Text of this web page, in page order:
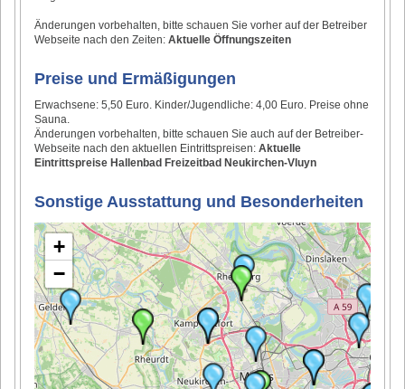
Änderungen vorbehalten, bitte schauen Sie vorher auf der Betreiber
Webseite nach den Zeiten:Aktuelle Öffnungszeiten
Preise und Ermäßigungen
Erwachsene: 5,50 Euro. Kinder/Jugendliche: 4,00 Euro. Preise ohne
Sauna.
Änderungen vorbehalten, bitte schauen Sie auch auf der Betreiber-
Webseite nach den aktuellen Eintrittspreisen:Aktuelle
Eintrittspreise Hallenbad Freizeitbad Neukirchen-Vluyn
Sonstige Ausstattung und Besonderheiten
+
−